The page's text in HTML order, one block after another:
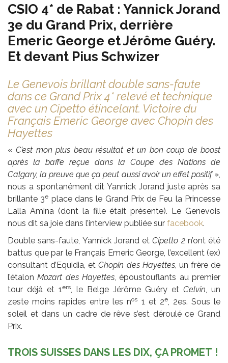
CSIO 4* de Rabat : Yannick Jorand
3e du Grand Prix, derrière
Emeric George et Jérôme Guéry.
Et devant Pius Schwizer
Le Genevois brillant double sans-faute
dans ce Grand Prix 4* relevé et technique
avec un Cipetto étincelant. Victoire du
Français Emeric George avec Chopin des
Hayettes
« C’est mon plus beau résultat et un bon coup de boost
après la baffe reçue dans la Coupe des Nations de
Calgary, la preuve que ça peut aussi avoir un effet positif»,
nous a spontanément dit Yannick Jorand juste après sa
brillante 3e place dans le Grand Prix de Feu la Princesse
Lalla Amina (dont la fille était présente). Le Genevois
nous dit sa joie dans l’interview publiée sur facebook.
Double sans-faute, Yannick Jorand etCipetto 2 n’ont été
battus que par le Français Emeric George, l’excellent (ex)
consultant d’Equidia, etChopin des Hayettes, un frère de
l’étalonMozart des Hayettes, époustouflants au premier
tour déjà et 1ers, le Belge Jérôme Guéry et Celvin, un
zeste moins rapides entre les nos 1 et 2e, 2es. Sous le
soleil et dans un cadre de rêve s’est déroulé ce Grand
Prix.
TROIS SUISSES DANS LES DIX, ÇA PROMET !